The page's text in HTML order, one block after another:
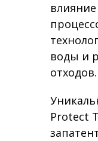
воды и
отходов.
Protect